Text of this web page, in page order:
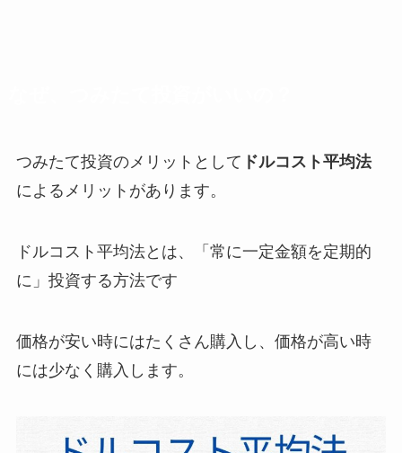
つみたて投資のメリットとして ドルコスト平均法
によるメリットがあります。
ドルコスト平均法とは、「常に一定金額を定期的
に」投資する方法です
価格が安い時にはたくさん購入し、価格が高い時
には少なく購入します。